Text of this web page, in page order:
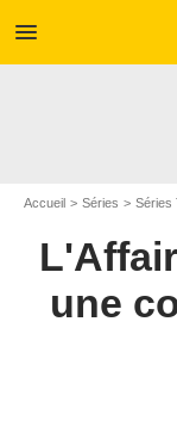
menu
Accueil Séries Séries
une